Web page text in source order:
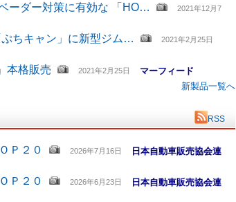
ーダー対策に有効な 「HO… 2021年12月7
ぷちキャン」に新型ジム… 2021年2月25日
本格販売 2021年2月25日
マーフィード
新製品一覧へ
RSS
Ｐ２０ 2026年7月16日 日本自動車販売協会連
Ｐ２０
2026年6月23日 日本自動車販売協会連